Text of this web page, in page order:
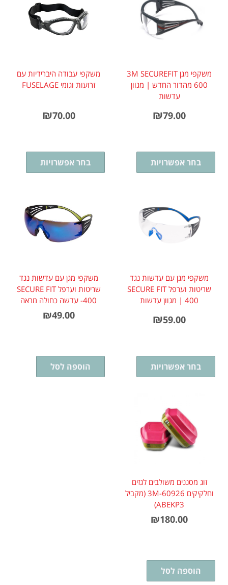
משקפי מגן 3M SECUREFIT
600 מהדור החדש | מגוון
עדשות
₪79.00
בחר אפשרויות
משקפי עבודה היברידיות עם
זרועות וגומי FUSELAGE
₪70.00
בחר אפשרויות
משקפי מגן עם עדשות נגד
שריטות וערפל SECURE FIT
400 | מגוון עדשות
₪59.00
בחר אפשרויות
משקפי מגן עם עדשות נגד
שריטות וערפל SECURE FIT
400- עדשה כחולה מראה
₪49.00
הוספה לסל
זוג מסננים משולבים לגזים
וחלקיקים 3M-60926 (מקביל
ABEKP3)
₪180.00
הוספה לסל